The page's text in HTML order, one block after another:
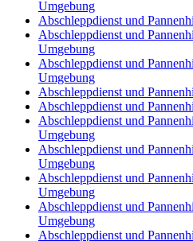
Umgebung
Abschleppdienst und
Abschleppdienst und
Umgebung
Abschleppdienst und
Umgebung
Abschleppdienst und
Abschleppdienst und
Abschleppdienst und
Umgebung
Abschleppdienst und
Umgebung
Abschleppdienst und
Umgebung
Abschleppdienst und
Umgebung
Abschleppdienst und